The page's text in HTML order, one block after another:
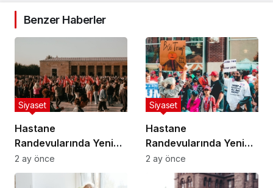
Benzer Haberler
Hastane
Randevularında Yeni
Sistem Devreye Girdi
Siyaset
2 ay önce
Hastane
Randevularında Yeni
Sistem Devreye Girdi
Siyaset
2 ay önce